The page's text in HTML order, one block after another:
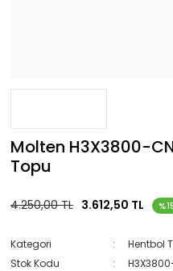
Molten H3X3800-
Topu
4.250,00 TL 3.612,50 TL
Kategori
Hentbol
Stok Kodu